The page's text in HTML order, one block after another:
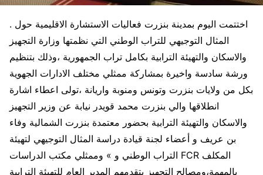
. اختتمت اليوم بمدينة بنزرت فعاليات الاستشارة الاقليمية حول
المثال التوجيهي للتراب الوطني التي نظمتها وزارة التجهيز
والاسكان والتهيئة الترابية بكامل تراب الجمهورية ،وذلك بتنظيم
ورشة سادسة واخيرة بمشاركة ممثلي مختلف الادارات الجهوية
بكل من ولايات بنزرت وتونس ومنوبة واريانة ،تولى اعطاء اشارة
انطلاقها والي بنزرت محمد قويدر نيابة عن وزير التجهيز
والاسكان والتهيئة الترابية بحضور معتمدة بنزرت الشمالية وفاء
بن عريف و أعضاء لجنة قيادة دراسة المثال التوجيهي لتهيئة
التراب الوطني و » وممثلي مكتب الدراسات FCR المكلف
بالمهمة،ومصالح التجهيز يتقدمهم المدير العام للتهيئة الترابية